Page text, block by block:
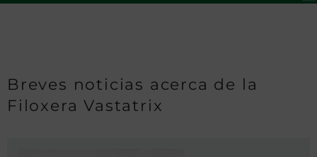
Breves noticias acerca de la
Filoxera Vastatrix